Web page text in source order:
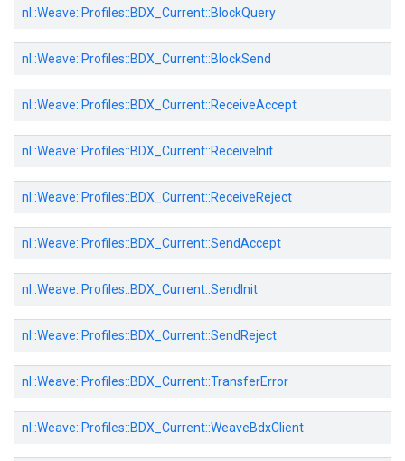
nl::Weave::Profiles::BDX_Current::BlockQuery
nl::Weave::Profiles::BDX_Current::BlockSend
nl::Weave::Profiles::BDX_Current::ReceiveAccept
nl::Weave::Profiles::BDX_Current::ReceiveInit
nl::Weave::Profiles::BDX_Current::ReceiveReject
nl::Weave::Profiles::BDX_Current::SendAccept
nl::Weave::Profiles::BDX_Current::SendInit
nl::Weave::Profiles::BDX_Current::SendReject
nl::Weave::Profiles::BDX_Current::TransferError
nl::Weave::Profiles::BDX_Current::WeaveBdxClient